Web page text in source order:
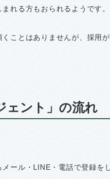
れる方もおられるようです。
ことはありませんが、採用が
ェント」の流れ
ール・LINE・電話で登録を